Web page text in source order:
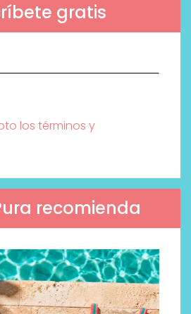
gratis
los términos y
recomienda